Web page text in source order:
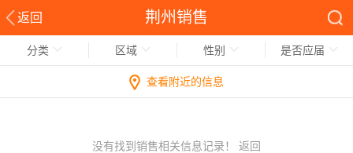
返回 荆州销售
分类 区域 性别 是否应届
查看附近的信息
没有找到销售相关信息记录！ 返回